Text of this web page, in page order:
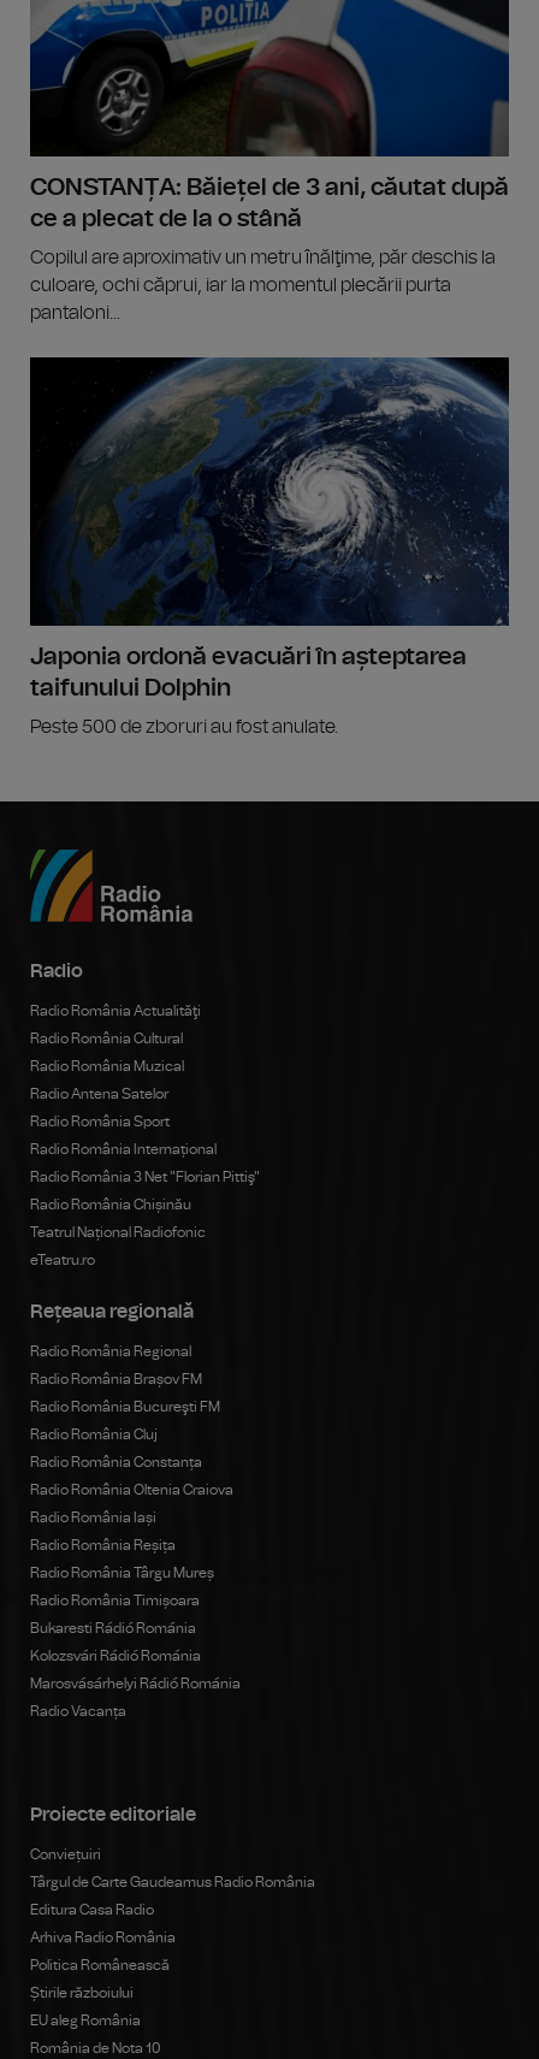
CONSTANȚA: Băiețel de 3 ani, căutat după
ce a plecat de la o stână
Copilul are aproximativ un metru înălţime, păr deschis la
culoare, ochi căprui, iar la momentul plecării purta
pantaloni...
Japonia ordonă evacuări în așteptarea
taifunului Dolphin
Peste 500 de zboruri au fost anulate.
Radio
Radio România Actualităţi
Radio România Cultural
Radio România Muzical
Radio Antena Satelor
Radio România Sport
Radio România Internațional
Radio România 3 Net "Florian Pittiş"
Radio România Chișinău
Teatrul Național Radiofonic
eTeatru.ro
Rețeaua regională
Radio România Regional
Radio România Brașov FM
Radio România Bucureşti FM
Radio România Cluj
Radio România Constanța
Radio România Oltenia Craiova
Radio România Iași
Radio România Reșița
Radio România Târgu Mureș
Radio România Timișoara
Bukaresti Rádió Románia
Kolozsvári Rádió Románia
Marosvásárhelyi Rádió Románia
Radio Vacanța
Proiecte editoriale
Conviețuiri
Târgul de Carte Gaudeamus Radio România
Editura Casa Radio
Arhiva Radio România
Politica Românească
Știrile războiului
EU aleg România
România de Nota 10